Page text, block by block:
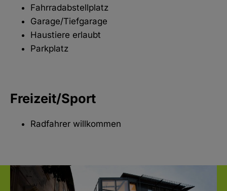
Fahrradabstellplatz
Garage/Tiefgarage
Haustiere erlaubt
Parkplatz
Freizeit/Sport
Radfahrer willkommen